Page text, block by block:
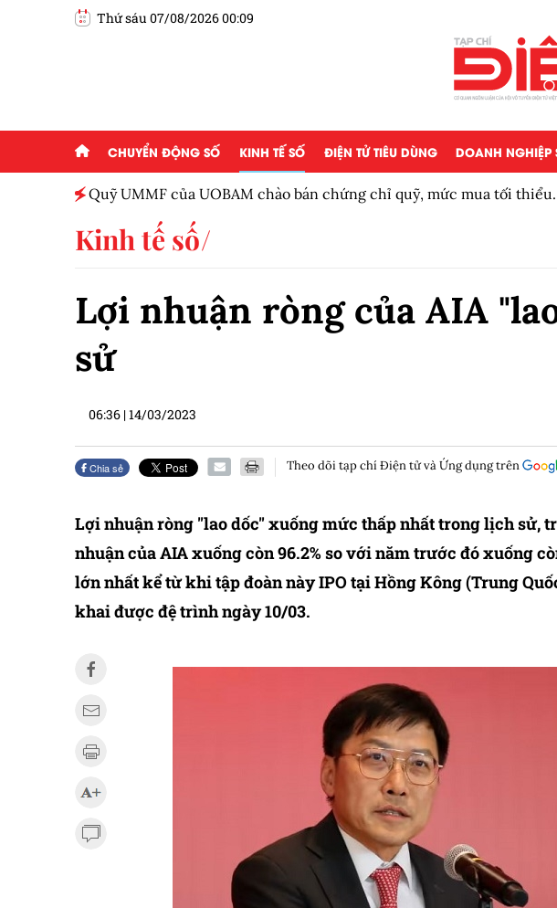
Thứ sáu 07/08/2026 00:09
CHUYỂN ĐỘNG SỐ KINH TẾ SỐ ĐIỆN TỬ TIÊU DÙNG DOANH NGHIỆP
Quỹ UMMF của UOBAM chào bán chứng chỉ quỹ, mức mua tối thiểu
Kinh tế số
Lợi nhuận ròng của AIA
sử
06:36 |14/03/2023
Chia sẻ Theo dõi tạp chí Điện tử và Ứng dụng trên
Lợi nhuận ròng "lao dốc" xuống mức thấp nhất trong lịch sử,
nhuận của AIA xuống còn 96.2% so với năm trước đó xuống
lớn nhất kể từ khi tập đoàn này IPO tại Hồng Kông (Trung
khai được đệ trình ngày 10/03.